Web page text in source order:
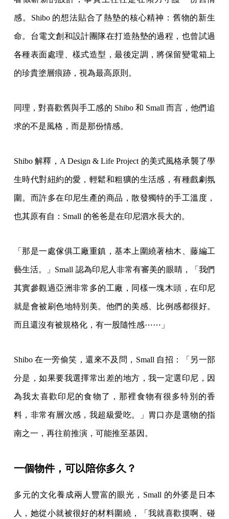
感。Shibo 的想法貼合了熱墊的核心精神：舊物的新生
命。台電文創和設計團隊在打造熱墊的過程，也曾試過
各種表面處理、樣式造型，最後定調，將保留變電箱上
的珍貴塗層痕跡，視為最高原則。
同理，對喜歡舊與手工感的 Shibo 和 Small 而言，他們追
求的不是風格，而是那份情感。
Shibo 解釋，A Design & Life Project 的美式風格承襲了學
生時代對紐約的愛，輕鬆和粗獷的生活感，有種戲劇氛
圍。而許多在印尼生產的商品，散發獨特的手工溫度，
也其原有自：Small 的爸爸是在印尼泗水長大的。
「那是一處傢俱工廠重鎮，基本上圍繞著柚木、藤編工
藝生活。」Small 認為印尼人非常有審美的眼睛，「我們
其實參觀過亞洲非常多的工廠，同樣一塊木頭，在印尼
就是會被刷色地特別美。他們的美感、比例感都很好。
而且還沒有被規格化，有一股隨性感⋯⋯」
Shibo 在一旁偷笑，還來不及問，Small 自招：「另一部
分是，如果要我選擇常出差的地方，我一定選印尼，因
為我太喜歡印尼的食物了，那裡食物有很多特別的香
料，非常有層次感，我超級愛吃。」胃口亦是選物的指
南之一，再往前推演，可能推至基因。
一個物件，可以陪你多久？
多元的文化養成兩人豐富的眼光，Small 的外婆是日本
人，她從小就被很好的材料圍繞，「我就喜歡摸啊、碰